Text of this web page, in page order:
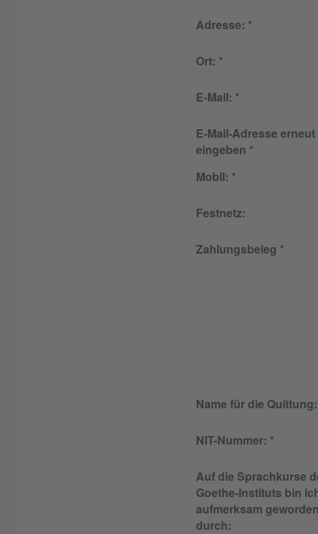
Adresse:
Ort:
E-Mail:
E-Mail-Adresse erneut
eingeben
Mobil:
Festnetz:
Zahlungsbeleg
Name für die Quittung:
NIT-Nummer:
Auf die Sprachkurse
Goethe-Instituts bin
aufmerksam
durch: